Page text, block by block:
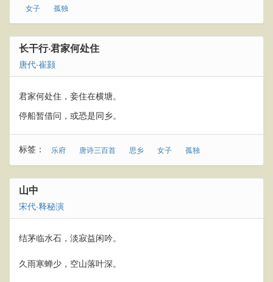
女子 孤独
长干行·君家何处住
唐代·崔颢
君家何处住，妾住在横塘。
停船暂借问，或恐是同乡。
标签： 乐府 唐诗三百首 思乡 女子 孤独
山中
宋代·释秘演
结茅临水石，淡寂益闲吟。
久雨寒蝉少，空山落叶深。